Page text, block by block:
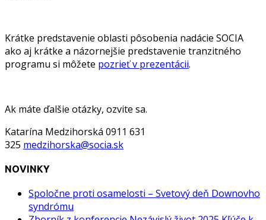
Krátke predstavenie oblasti pôsobenia nadácie SOCIA
ako aj krátke a názornejšie predstavenie tranzitného
programu si môžete pozrieť v prezentácii.
Ak máte ďalšie otázky, ozvite sa.
Katarína Medzihorská 0911 631
325 medzihorska@socia.sk
NOVINKY
Spoločne proti osamelosti – Svetový deň Downovho
syndrómu